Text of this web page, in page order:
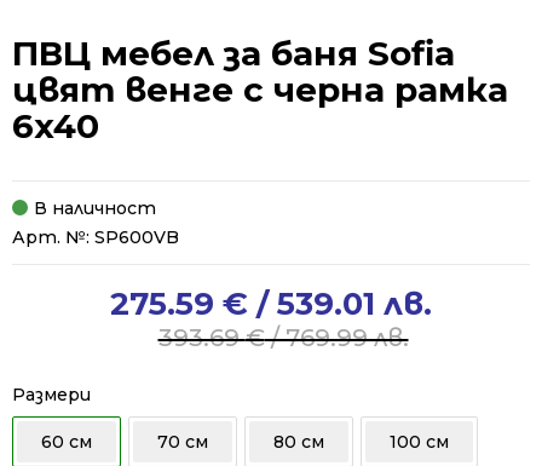
ПВЦ мебел за баня Sofia
цвят венге с черна рамка
6x40
В наличност
Арт. №: SP600VB
393.69€/ 769.99 лв.
393.69 €
/
769.99 лв..
275.59 € / 539.01 лв.
275.59 €
/
539.01 лв..
Размери
60 см 70 см 80 см 100 см